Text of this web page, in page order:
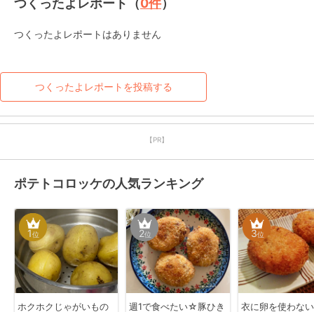
つくったよレポート（0件）
つくったよレポートはありません
つくったよレポートを投稿する
【PR】
ポテトコロッケの人気ランキング
1位
ホクホクじゃがいもの
2位
週1で食べたい☆豚ひき
3位
衣に卵を使わな